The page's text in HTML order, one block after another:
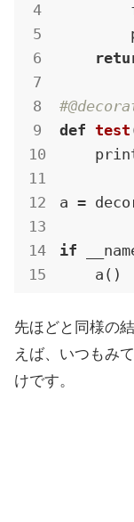
def test
a =
if
    a()
先ほどと同様の
えば、いつもみ
けです。